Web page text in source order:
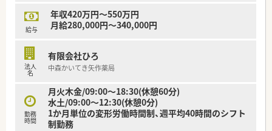
給与
年収420万円～550万円
月給280,000円～340,000円
法人
名
有限会社ひろ
中森かいてき矢作薬局
勤務
時間
月火木金/09:00～18:30(休憩60分)
水土/09:00～12:30(休憩0分)
1か月単位の変形労働時間制、週平均40時間のシフト
制勤務